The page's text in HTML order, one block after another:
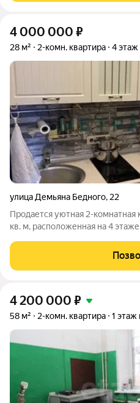
4 000 000 ₽
28 м² 2-комн. квартира 4 этаж
улица Демьяна Бедного, 22
Продается уютная 2-
кв. м, расположенная на 4
квартиры
4 200 000 ₽
58 м² 2-комн. квартира 1 этаж